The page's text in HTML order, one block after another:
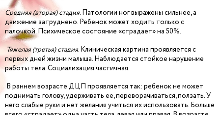
Средняя (вторая) стадия. Патологии ног выражены сильнее, а
движение затруднено. Ребенок может ходить только с
палочкой. Психическое состояние «страдает» на 50%.
Тяжелая (третья) стадия. Клиническая картина проявляется с
первых дней жизни малыша. Наблюдается стойкое нарушение
работы тела. Социализация частичная.
В раннем возрасте ДЦП проявляется так: ребенок не может
поднимать голову, удерживать ее, переворачиваться, ползать. У
него слабые руки и нет желания учиться их использовать. Больше